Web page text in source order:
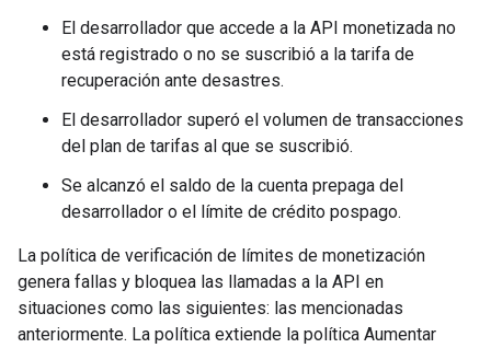
El desarrollador que accede a la API monetizada no
está registrado o no se suscribió a la tarifa de
recuperación ante desastres.
El desarrollador superó el volumen de transacciones
del plan de tarifas al que se suscribió.
Se alcanzó el saldo de la cuenta prepaga del
desarrollador o el límite de crédito pospago.
La política de verificación de límites de monetización
genera fallas y bloquea las llamadas a la API en
situaciones como las siguientes: las mencionadas
anteriormente. La política extiende la política Aumentar